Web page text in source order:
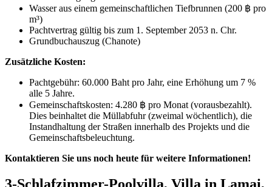
Wasser aus einem gemeinschaftlichen Tiefbrunnen (200 ฿ pro
m³)
Pachtvertrag gültig bis zum 1. September 2053 n. Chr.
Grundbuchauszug (Chanote)
Zusätzliche Kosten:
Pachtgebühr: 60.000 Baht pro Jahr, eine Erhöhung um 7 %
alle 5 Jahre.
Gemeinschaftskosten: 4.280 ฿ pro Monat (vorausbezahlt).
Dies beinhaltet die Müllabfuhr (zweimal wöchentlich), die
Instandhaltung der Straßen innerhalb des Projekts und die
Gemeinschaftsbeleuchtung.
Kontaktieren Sie uns noch heute für weitere Informationen!